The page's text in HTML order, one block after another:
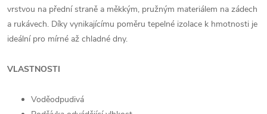
vrstvou na přední straně a měkkým, pružným materiálem na zádech
a rukávech. Díky vynikajícímu poměru tepelné izolace k hmotnosti je
ideální pro mírné až chladné dny.
VLASTNOSTI
Voděodpudivá